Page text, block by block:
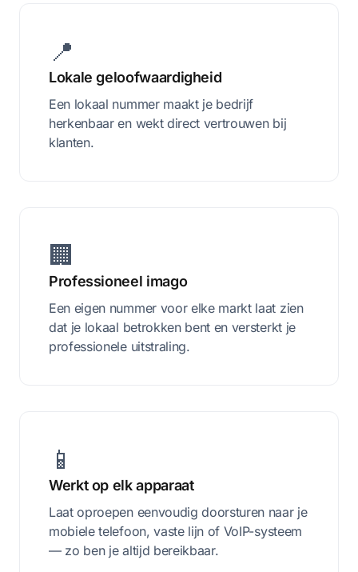
📍
Lokale geloofwaardigheid
Een lokaal nummer maakt je bedrijf
herkenbaar en wekt direct vertrouwen bij
klanten.
🏢
Professioneel imago
Een eigen nummer voor elke markt laat zien
dat je lokaal betrokken bent en versterkt je
professionele uitstraling.
📱
Werkt op elk apparaat
Laat oproepen eenvoudig doorsturen naar je
mobiele telefoon, vaste lijn of VoIP-systeem
— zo ben je altijd bereikbaar.